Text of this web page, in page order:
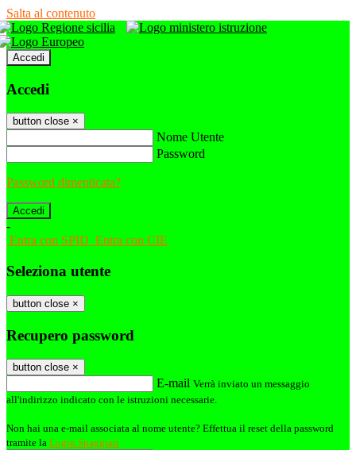
Salta al contenuto
Accedi
Accedi
button close ×
Nome Utente
Password
Password dimenticata?
-
Entra con SPID Entra con CIE
Seleziona utente
button close ×
Recupero password
button close ×
E-mail Verrà inviato un messaggio
all'indirizzo indicato con le istruzioni necessarie.
Non hai una e-mail associata al nome utente? Effettua il reset della password
tramite la Login Spaggiari